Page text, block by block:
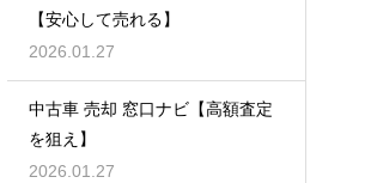
【安心して売れる】
2026.01.27
中古車 売却 窓口ナビ【高額査定
を狙え】
2026.01.27